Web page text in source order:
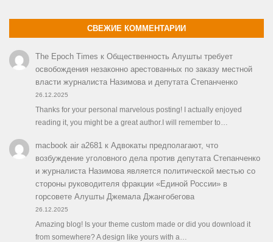
СВЕЖИЕ КОММЕНТАРИИ
The Epoch Times к Общественность Алушты требует
освобождения незаконно арестованных по заказу местной
власти журналиста Назимова и депутата Степанченко
26.12.2025
Thanks for your personal marvelous posting! I actually enjoyed
reading it, you might be a great author.I will remember to…
macbook air a2681 к Адвокаты предполагают, что
возбуждение уголовного дела против депутата Степанченко
и журналиста Назимова является политической местью со
стороны руководителя фракции «Единой России» в
горсовете Алушты Джемала Джангобегова
26.12.2025
Amazing blog! Is your theme custom made or did you download it
from somewhere? A design like yours with a…